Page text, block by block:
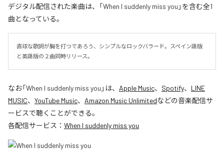
デジタル配信された楽曲は、「When I suddenly miss you」を含む全1
曲となっている。
直球な歌詞が胸を打つであろう、シンプルなロックバラード。スペイン語版
と英語版の２曲同時リリース。
なお「When I suddenly miss you 」は、 Apple Music、 Spotify、 LINE
MUSIC、 YouTube Music、 Amazon Music Unlimitedなどの音楽配信サ
ービスで聴くことができる。
各配信サービス： When I suddenly miss you